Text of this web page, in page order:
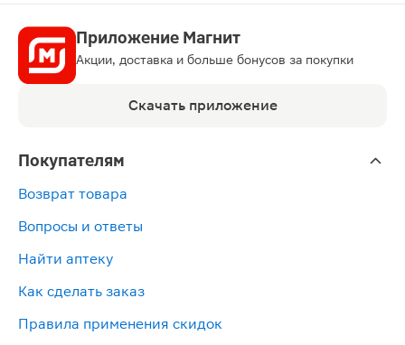
Приложение Магнит
Акции, доставка и больше бонусов за покупки
Скачать приложение
Покупателям
Возврат товара
Вопросы и ответы
Найти аптеку
Как сделать заказ
Правила применения скидок